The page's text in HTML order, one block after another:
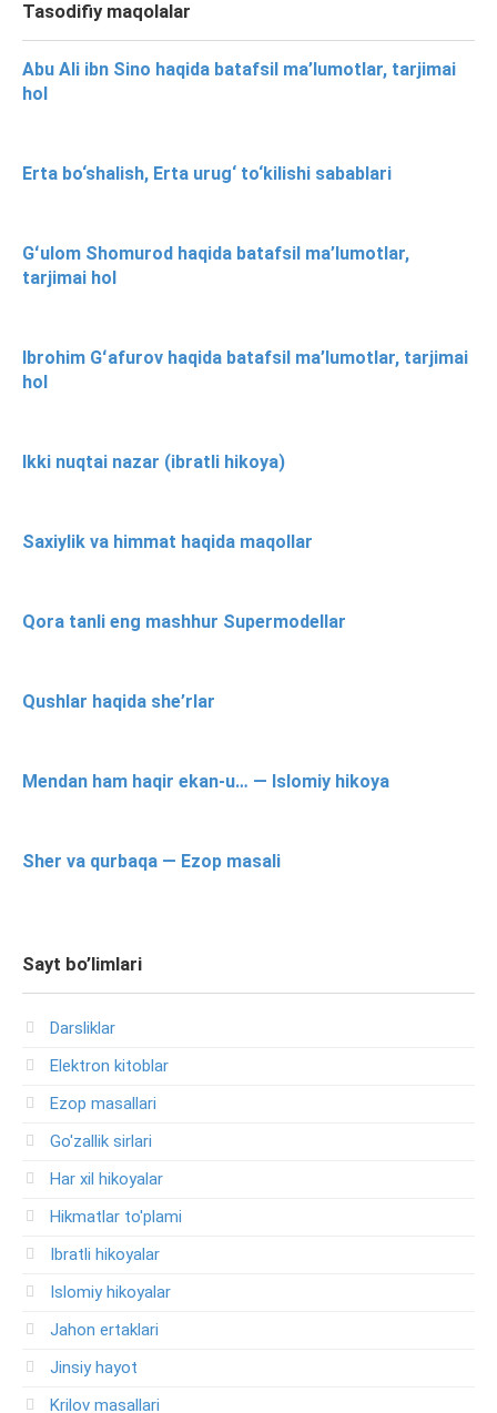
Tasodifiy maqolalar
Abu Ali ibn Sino haqida batafsil ma’lumotlar, tarjimai
hol
Erta bo‘shalish, Erta urug‘ to‘kilishi sabablari
Gʻulom Shomurod haqida batafsil ma’lumotlar,
tarjimai hol
Ibrohim Gʻafurov haqida batafsil ma’lumotlar, tarjimai
hol
Ikki nuqtai nazar (ibratli hikoya)
Saxiylik va himmat haqida maqollar
Qora tanli eng mashhur Supermodellar
Qushlar haqida she’rlar
Mendan ham haqir ekan-u… — Islomiy hikoya
Sher va qurbaqa — Ezop masali
Sayt bo’limlari
Darsliklar
Elektron kitoblar
Ezop masallari
Go'zallik sirlari
Har xil hikoyalar
Hikmatlar to'plami
Ibratli hikoyalar
Islomiy hikoyalar
Jahon ertaklari
Jinsiy hayot
Krilov masallari